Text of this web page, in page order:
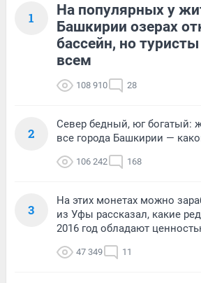
1
На популярных у
Башкирии озерах
бассейн, но
всем
108 910 28
2
Север бедный, юг богатый:
все города Башкирии —
106 242 168
3
На этих монетах можно
из Уфы рассказал, какие
2016 год обладают
47 349 11